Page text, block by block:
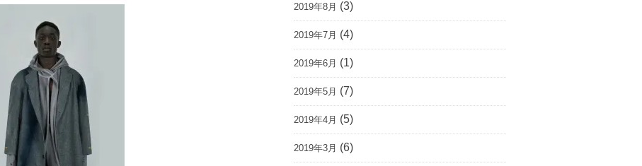
2019年8月 (3)
2019年7月 (4)
2019年6月 (1)
2019年5月 (7)
2019年4月 (5)
2019年3月 (6)